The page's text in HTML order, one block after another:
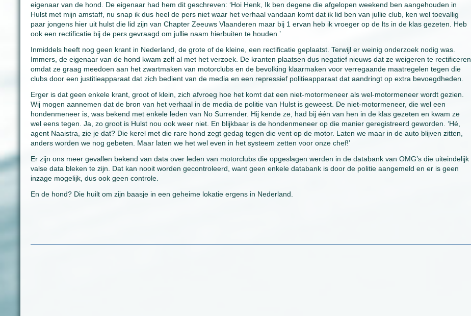
eigenaar van de hond. De eigenaar had hem dit geschreven: ‘Hoi Henk, Ik ben degene die afgelopen weekend ben aangehouden in
Hulst met mijn amstaff, nu snap ik dus heel de pers niet waar het verhaal vandaan komt dat ik lid ben van jullie club, ken wel toevallig
paar jongens hier uit hulst die lid zijn van Chapter Zeeuws Vlaanderen maar bij 1 ervan heb ik vroeger op de lts in de klas gezeten. Heb
ook een rectificatie bij de pers gevraagd om jullie naam hierbuiten te houden.’
Inmiddels heeft nog geen krant in Nederland, de grote of de kleine, een rectificatie geplaatst. Terwijl er weinig onderzoek nodig was.
Immers, de eigenaar van de hond kwam zelf al met het verzoek. De kranten plaatsen dus negatief nieuws dat ze weigeren te rectificeren
omdat ze graag meedoen aan het zwartmaken van motorclubs en de bevolking klaarmaken voor verregaande maatregelen tegen die
clubs door een justitieapparaat dat zich bedient van de media en een repressief politieapparaat dat aandringt op extra bevoegdheden.
Erger is dat geen enkele krant, groot of klein, zich afvroeg hoe het komt dat een niet-motormeneer als wel-motormeneer wordt gezien.
Wij mogen aannemen dat de bron van het verhaal in de media de politie van Hulst is geweest. De niet-motormeneer, die wel een
hondenmeneer is, was bekend met enkele leden van No Surrender. Hij kende ze, had bij één van hen in de klas gezeten en kwam ze
wel eens tegen. Ja, zo groot is Hulst nou ook weer niet. En blijkbaar is de hondenmeneer op die manier geregistreerd geworden. ‘Hé,
agent Naaistra, zie je dat? Die kerel met die rare hond zegt gedag tegen die vent op de motor. Laten we maar in de auto blijven zitten,
anders worden we nog gebeten. Maar laten we het wel even in het systeem zetten voor onze chef!’
Er zijn ons meer gevallen bekend van data over leden van motorclubs die opgeslagen werden in de databank van OMG’s die uiteindelijk
valse data bleken te zijn. Dat kan nooit worden gecontroleerd, want geen enkele databank is door de politie aangemeld en er is geen
inzage mogelijk, dus ook geen controle.
En de hond? Die huilt om zijn baasje in een geheime lokatie ergens in Nederland.